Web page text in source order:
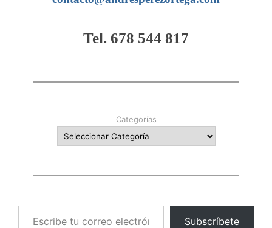
Tel. 678 544 817
Categorías
Escribe tu correo electrónico…
Subscríbete